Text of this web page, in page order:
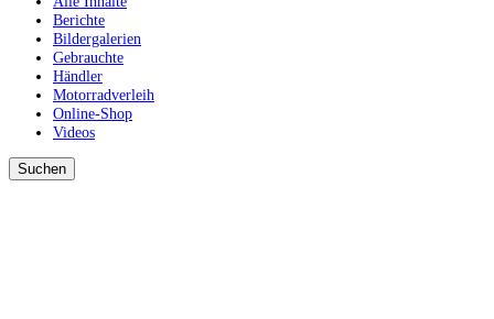
Berichte
Bildergalerien
Gebrauchte
Händler
Motorradverleih
Online-Shop
Videos
Suchen